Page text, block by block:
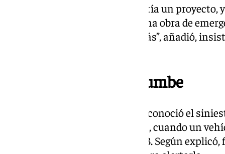
“El delegado me dijo que ya existía un
hecho de que lo necesario era una obra de
afirmó el alcalde. “Va a haber más”, añadió,
El momento del derrumbe
El regidor relató también cómo conoció el
noviembre sobre las 17.10 horas, cuando un
en la grieta generada en la A-433. Según